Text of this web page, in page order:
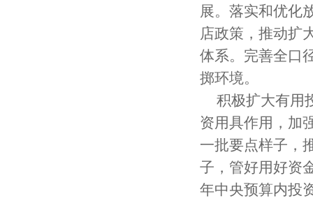
展。落实和优化
店政策，推动扩
体系。完善全口
掷环境。
积极扩大有用
资用具作用，加
一批要点样子，
子，管好用好资
年中央预算内投